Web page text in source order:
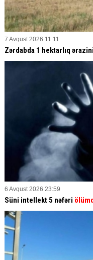
7 Avqust 2026 11:11
Zərdabda 1 hektarlıq
6 Avqust 2026 23:59
Süni intellekt 5 nəfəri